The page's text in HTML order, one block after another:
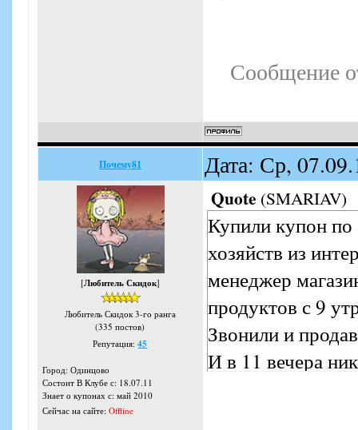
Сообщение
Почему81 Дата: Ср,
[Любитель Скидок]
Любитель Скидок 3-го ранга
(335 постов)
Репутация:45
Город: Одинцово
Состоит В Клубе с: 18.07.11
Знает о купонах с: май 2010
Сейчас на сайте: Offline
Quote (SMARIAV)
Купили купон
хозяйств из
менеджер
продуктов с 9
Звонили и
И в 11 вечера